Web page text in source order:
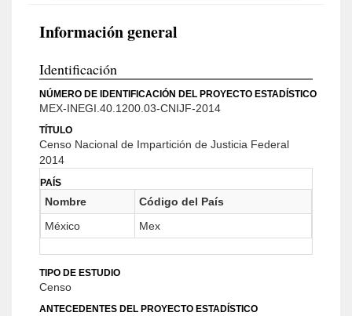
Información general
Identificación
NÚMERO DE IDENTIFICACIÓN DEL PROYECTO ESTADÍSTICO
MEX-INEGI.40.1200.03-CNIJF-2014
TÍTULO
Censo Nacional de Impartición de Justicia Federal
2014
PAÍS
Nombre
Código del País
México
Mex
TIPO DE ESTUDIO
Censo
ANTECEDENTES DEL PROYECTO ESTADÍSTICO